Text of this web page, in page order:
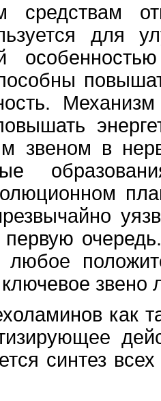
средствам
для
звеном в
первую
звено
как
синтез